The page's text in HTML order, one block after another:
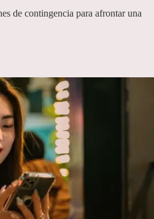
de contingencia para afrontar una